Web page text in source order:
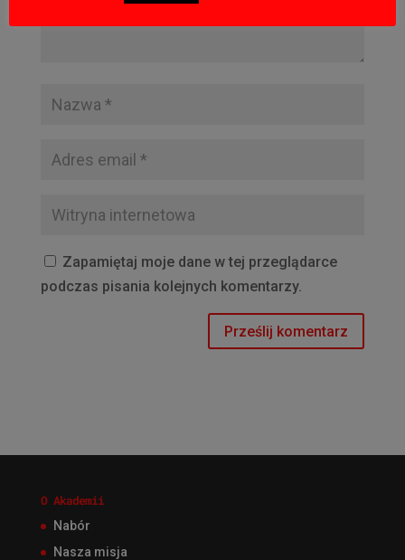
Zapamiętaj moje dane w tej przeglądarce
podczas pisania kolejnych komentarzy.
O Akademii
Nabór
Nasza misja